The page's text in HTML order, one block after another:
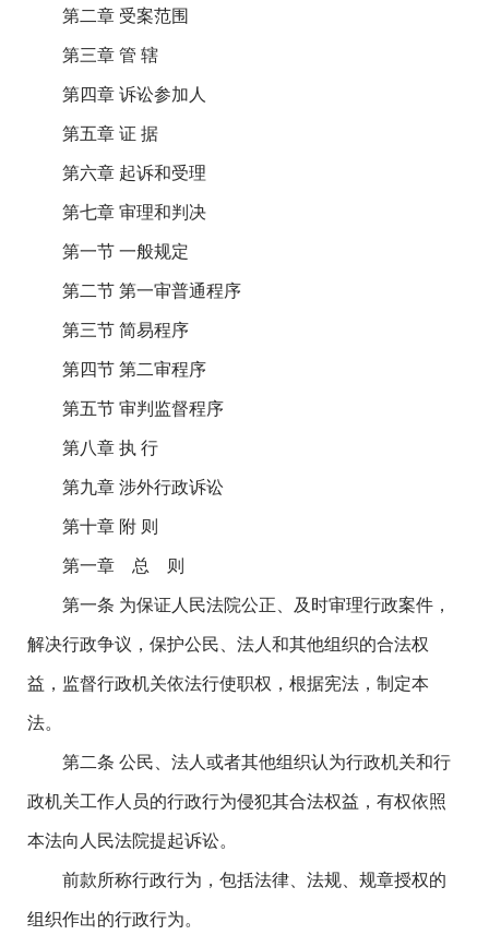
第二章 受案范围
第三章 管 辖
第四章 诉讼参加人
第五章 证 据
第六章 起诉和受理
第七章 审理和判决
第一节 一般规定
第二节 第一审普通程序
第三节 简易程序
第四节 第二审程序
第五节 审判监督程序
第八章 执 行
第九章 涉外行政诉讼
第十章 附 则
第一章 总 则
第一条 为保证人民法院公正、及时审理行政案件，
解决行政争议，保护公民、法人和其他组织的合法权
益，监督行政机关依法行使职权，根据宪法，制定本
法。
第二条 公民、法人或者其他组织认为行政机关和行
政机关工作人员的行政行为侵犯其合法权益，有权依照
本法向人民法院提起诉讼。
前款所称行政行为，包括法律、法规、规章授权的
组织作出的行政行为。